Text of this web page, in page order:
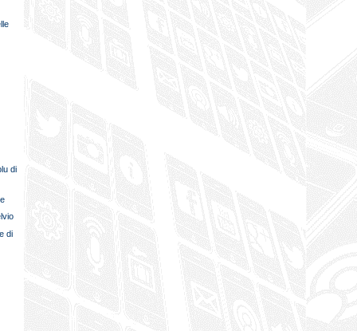
di
di